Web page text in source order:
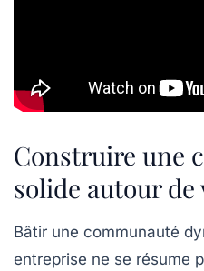
Construire une
solide autour
Bâtir une communauté
entreprise ne se résume